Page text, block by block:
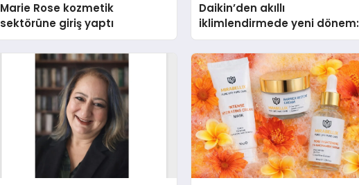
Marie Rose kozmetik
sektörüne giriş yaptı
Daikin’den akıllı
iklimlendirmede yeni dönem:
Madoka Plus Türkiye’de